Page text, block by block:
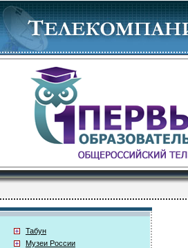
Табун
Музеи России